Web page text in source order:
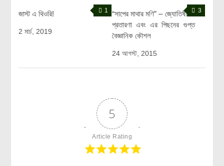
1
জাস্ট এ থিওরি!
2 মার্চ, 2019
3
“সাপের মাথার মণি” – জ্যোতিষীদের
প্রতারণা এবং এর পিছনের গুপ্ত
বৈজ্ঞানিক কৌশল
24 আগস্ট, 2015
5
Article Rating